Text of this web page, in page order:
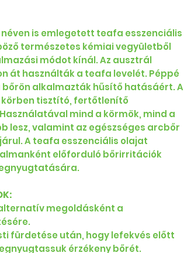
is emlegetett teafa esszenciális
természetes kémiai vegyületből
módot kínál. Az ausztrál
át használták a teafa levelét. Péppé
bőrön alkalmazták hűsítő hatásáért. A
tisztító, fertőtlenítő
mind a körmök, mind a
lesz, valamint az egészséges arcbőr
A teafa esszenciális olajat
előforduló bőrirritációk
megoldásként a
fürdetése után, hogy lefekvés előtt
érzékeny bőrét.